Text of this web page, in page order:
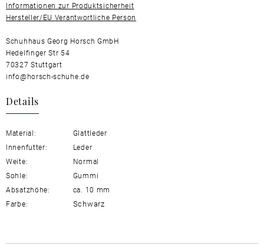
Informationen zur Produktsicherheit
Hersteller/EU Verantwortliche Person
Schuhhaus Georg Horsch GmbH
Hedelfinger Str 54
70327 Stuttgart
info@horsch-schuhe.de
Details
Material:
Glattleder
Innenfutter:
Leder
Weite:
Normal
Sohle:
Gummi
Absatzhöhe:
ca. 10 mm
Farbe:
Schwarz